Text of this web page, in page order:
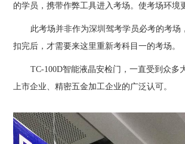
的学员，携带作弊工具进入考场。使考场环境
此考场并非作为深圳驾考学员必考的考场
扣完后，才需要来这里重新考科目一的考场。
TC-100D智能液晶安检门，一直受到众多
上市企业、精密五金加工企业的广泛认可。